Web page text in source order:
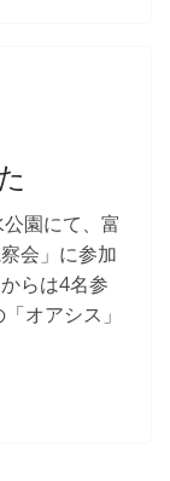
園にて、富
会」に参加
らは4名参
オアシス」